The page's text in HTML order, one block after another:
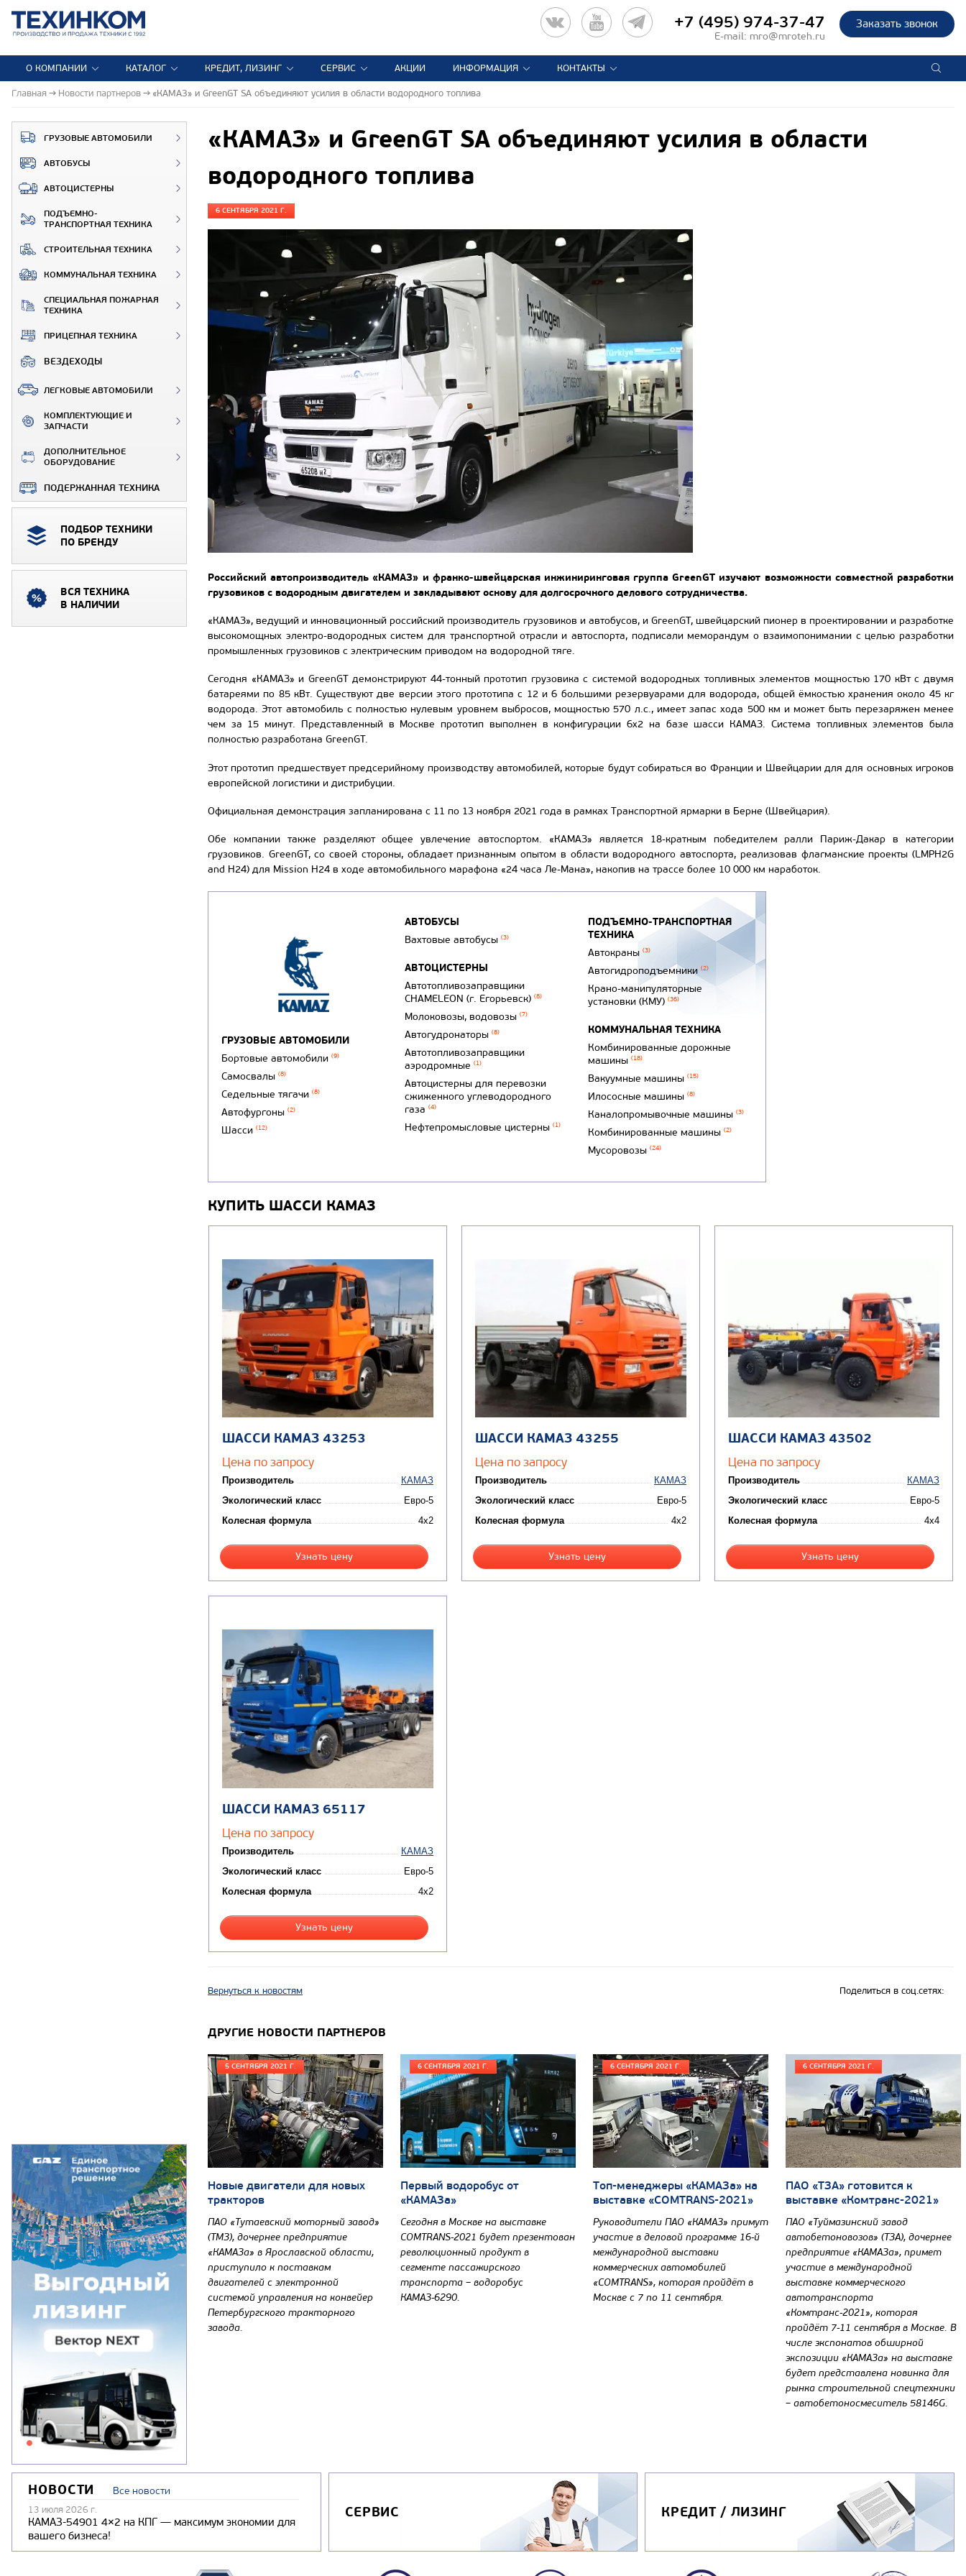
Заказать звонок
+7 (495) 974-37-47
E-mail: mro@mroteh.ru
О КОМПАНИИ КАТАЛОГ КРЕДИТ, ЛИЗИНГ СЕРВИС АКЦИИ ИНФОРМАЦИЯ КОНТАКТЫ
Главная Новости партнеров «КАМАЗ» и GreenGT SA объединяют усилия в области водородного топлива
ГРУЗОВЫЕ АВТОМОБИЛИ
АВТОБУСЫ
АВТОЦИСТЕРНЫ
ПОДЪЕМНО-
ТРАНСПОРТНАЯ ТЕХНИКА
СТРОИТЕЛЬНАЯ ТЕХНИКА
КОММУНАЛЬНАЯ ТЕХНИКА
СПЕЦИАЛЬНАЯ ПОЖАРНАЯ
ТЕХНИКА
ПРИЦЕПНАЯ ТЕХНИКА
ВЕЗДЕХОДЫ
ЛЕГКОВЫЕ АВТОМОБИЛИ
КОМПЛЕКТУЮЩИЕ И
ЗАПЧАСТИ
ДОПОЛНИТЕЛЬНОЕ
ОБОРУДОВАНИЕ
ПОДЕРЖАННАЯ ТЕХНИКА
ПОДБОР ТЕХНИКИ
ПО БРЕНДУ
ВСЯ ТЕХНИКА
В НАЛИЧИИ
«КАМАЗ» и GreenGT SA объединяют усилия в области
водородного топлива
6 СЕНТЯБРЯ 2021 Г.
Российский автопроизводитель «КАМАЗ» и франко-швейцарская инжиниринговая группаGreenGT изучают возможности совместной разработки
грузовиков с водородным двигателем и закладывают основу для долгосрочного делового сотрудничества.
«КАМАЗ», ведущий и инновационный российский производитель грузовиков и автобусов, и GreenGT, швейцарский пионер в проектировании и разработке
высокомощных электро-водородных систем для транспортной отрасли и автоспорта, подписали меморандум о взаимопонимании с целью разработки
промышленных грузовиков с электрическим приводом на водородной тяге.
Сегодня «КАМАЗ» и GreenGT демонстрируют 44-тонный прототип грузовика с системой водородных топливных элементов мощностью 170 кВт с двумя
батареями по 85 кВт. Существуют две версии этого прототипа с 12 и 6 большими резервуарами для водорода, общей ёмкостью хранения около 45 кг
водорода. Этот автомобиль с полностью нулевым уровнем выбросов, мощностью 570 л.с., имеет запас хода 500 км и может быть перезаряжен менее
чем за 15 минут. Представленный в Москве прототип выполнен в конфигурации 6x2 на базе шасси КАМАЗ. Система топливных элементов была
полностью разработана GreenGT.
Этот прототип предшествует предсерийному производству автомобилей, которые будут собираться во Франции и Швейцарии для для основных игроков
европейской логистики и дистрибуции.
Официальная демонстрация запланирована с 11 по 13 ноября 2021 года в рамках Транспортной ярмарки в Берне (Швейцария).
Обе компании также разделяют общее увлечение автоспортом. «КАМАЗ» является 18-кратным победителем ралли Париж-Дакар в категории
грузовиков. GreenGT, со своей стороны, обладает признанным опытом в области водородного автоспорта, реализовав флагманские проекты (LMPH2G
and H24) для Mission H24 в ходе автомобильного марафона «24 часа Ле-Мана», накопив на трассе более 10 000 км наработок.
ГРУЗОВЫЕ АВТОМОБИЛИ
Бортовые автомобили (9)
Самосвалы (8)
Седельные тягачи (8)
Автофургоны (2)
Шасси (12)
АВТОБУСЫ
Вахтовые автобусы (3)
АВТОЦИСТЕРНЫ
Автотопливозаправщики
CHAMELEON (г. Егорьевск) (8)
Молоковозы, водовозы (7)
Автогудронаторы (8)
Автотопливозаправщики
аэродромные (1)
Автоцистерны для перевозки
сжиженного углеводородного
газа (4)
Нефтепромысловые цистерны (1)
ПОДЪЕМНО-ТРАНСПОРТНАЯ
ТЕХНИКА
Автокраны (3)
Автогидроподъемники (2)
Крано-манипуляторные
установки (КМУ) (36)
КОММУНАЛЬНАЯ ТЕХНИКА
Комбинированные дорожные
машины (18)
Вакуумные машины (15)
Илососные машины (8)
Каналопромывочные машины (3)
Комбинированные машины (2)
Мусоровозы (24)
КУПИТЬ ШАССИ КАМАЗ
ШАССИ КАМАЗ 43253
Цена по запросу
Производитель
КАМАЗ
Экологический класс
Евро-5
Колесная формула
4x2
Узнать цену
ШАССИ КАМАЗ 43255
Цена по запросу
Производитель
КАМАЗ
Экологический класс
Евро-5
Колесная формула
4x2
Узнать цену
ШАССИ КАМАЗ 43502
Цена по запросу
Производитель
КАМАЗ
Экологический класс
Евро-5
Колесная формула
4x4
Узнать цену
ШАССИ КАМАЗ 65117
Цена по запросу
Производитель
КАМАЗ
Экологический класс
Евро-5
Колесная формула
4x2
Узнать цену
Вернуться к новостям Поделиться в соц.сетях:
ДРУГИЕ НОВОСТИ ПАРТНЕРОВ
5 СЕНТЯБРЯ 2021 Г.
Новые двигатели для новых
тракторов
ПАО «Тутаевский моторный завод»
(ТМЗ), дочернее предприятие
«КАМАЗа» в Ярославской области,
приступило к поставкам
двигателей с электронной
системой управления на конвейер
Петербургского тракторного
завода.
6 СЕНТЯБРЯ 2021 Г.
Первый водоробус от
«КАМАЗа»
Сегодня в Москве на выставке
COMTRANS-2021 будет презентован
революционный продукт в
сегменте пассажирского
транспорта – водоробус
КАМАЗ-6290.
6 СЕНТЯБРЯ 2021 Г.
Топ-менеджеры «КАМАЗа» на
выставке «COMTRANS-2021»
Руководители ПАО «КАМАЗ» примут
участие в деловой программе 16-й
международной выставки
коммерческих автомобилей
«COMTRANS», которая пройдёт в
Москве с 7 по 11 сентября.
6 СЕНТЯБРЯ 2021 Г.
ПАО «ТЗА» готовится к
выставке «Комтранс-2021»
ПАО «Туймазинский завод
автобетоновозов» (ТЗА), дочернее
предприятие «КАМАЗа», примет
участие в международной
выставке коммерческого
автотранспорта
«Комтранс-2021», которая
пройдёт 7-11 сентября в Москве. В
числе экспонатов обширной
экспозиции «КАМАЗа» на выставке
будет представлена новинка для
рынка строительной спецтехники
– автобетоносмеситель 58146G.
НОВОСТИ Все новости
13 июля 2026 г.
КАМАЗ-54901 4×2 на КПГ — максимум экономии для
вашего бизнеса!
СЕРВИС КРЕДИТ / ЛИЗИНГ